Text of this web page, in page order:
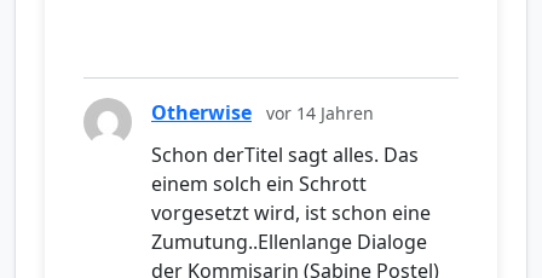
Otherwise vor 14 Jahren
Schon derTitel sagt alles. Das
einem solch ein Schrott
vorgesetzt wird, ist schon eine
Zumutung..Ellenlange Dialoge
der Kommisarin (Sabine Postel)